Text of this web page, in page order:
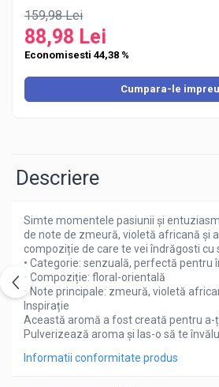
159,98 Lei
88,98 Lei
Economisesti 44,38 %
Cumpara-le
Descriere
Simte momentele pasiunii și
de note de zmeură, violetă africană și
compoziție de care te vei îndrăgosti cu
• Categorie: senzuală, perfectă pentru
• Compoziție: floral-orientală
• Note principale: zmeură, violetă
Inspirație
Această aromă a fost creată pentru a-
Pulverizează aroma și las-o să te
Informatii conformitate produs